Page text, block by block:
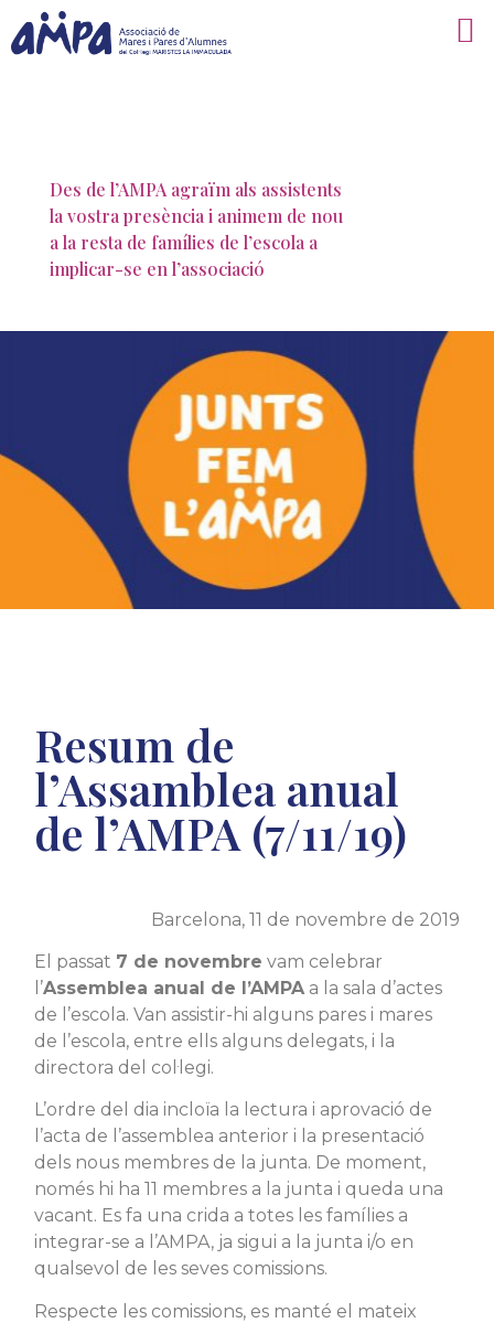
Resum de
l’Assamblea anual
de l’AMPA (7/11/19)
Barcelona, 11 de novembre de 2019
El passat 7 de novembre vam celebrar
l’Assemblea anual de l’AMPAa la sala d’actes
de l’escola. Van assistir-hi alguns pares i mares
de l’escola, entre ells alguns delegats, i la
directora del col·legi.
L’ordre del dia incloïa la lectura i aprovació de
l’acta de l’assemblea anterior i la presentació
dels nous membres de la junta. De moment,
només hi ha 11 membres a la junta i queda una
vacant. Es fa una crida a totes les famílies a
integrar-se a l’AMPA, ja sigui a la junta i/o en
qualsevol de les seves comissions.
Respecte les comissions, es manté el mateix
Des de l’AMPA agraïm als assistents
la vostra presència i animem de nou
a la resta de famílies de l’escola a
implicar-se en l’associació